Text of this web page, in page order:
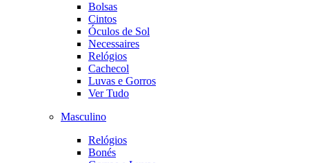
Bolsas
Cintos
Óculos de Sol
Necessaires
Relógios
Cachecol
Luvas e Gorros
Ver Tudo
Masculino
Relógios
Bonés